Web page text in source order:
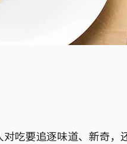
吃要追逐味道、新奇，